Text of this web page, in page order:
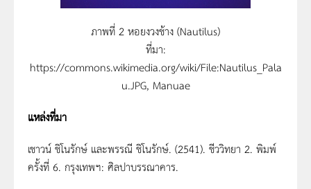
ภาพที่ 2 หอยงวงช้าง (Nautilus)
ที่มา:
https://commons.wikimedia.org/wiki/File:Nautilus_Pala
u.JPG, Manuae
แหล่งที่มา
เชาวน์ ชิโนรักษ์ และพรรณี ชิโนรักษ์. (2541). ชีววิทยา 2. พิมพ์
ครั้งที่ 6. กรุงเทพฯ: ศิลปาบรรณาคาร.